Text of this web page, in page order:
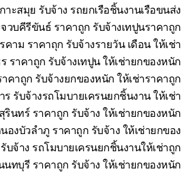
าะสมุย รับจ้าง รถยกเรือชิ้นงานเรือขนส่ง
วบคีรีขันธ์ ราคาถูก รับจ้างเทปูนราคาถูก
คาม ราคาถุก รับจ้างรายวัน เดือน ให้เช่า
ราคาถูก รับจ้างเทปูน ให้เช่ายกของหนัก
าคาถูก รับจ้างยกของหนัก ให้เช่าราคาถูก
ร รับจ้างรถโมบายเครนยกชิ้นงาน ให้เช่า
รินทร์ ราคาถูก รับจ้าง ให้เช่ายกของหนัก
องบัวลำภู ราคาถูก รับจ้าง ให้เช่ายกของ
บจ้าง รถโมบายเครนยกชิ้นงานให้เช่าถูก
นทบุรี ราคาถูก รับจ้าง ให้เช่ายกของหนัก